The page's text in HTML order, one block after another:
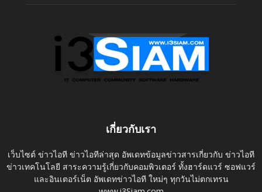
เกี่ยวกับเรา
เว็บไซต์ ข่าวไอที ข่าวไอทีล่าสุด อัพเดทข้อมูลข่าวสารเกี่ยวกับ ข่าวไอที
ข่าวเทคโนโลยี สาระความรู้เกี่ยวกับคอมพิวเตอร์ ทั้งฮาร์ดแวร์ ซอฟแวร์
และอินเตอร์เน็ต อัพเดทข่าวไอที ใหม่ๆ ทุกวันไม่ตกเทรน